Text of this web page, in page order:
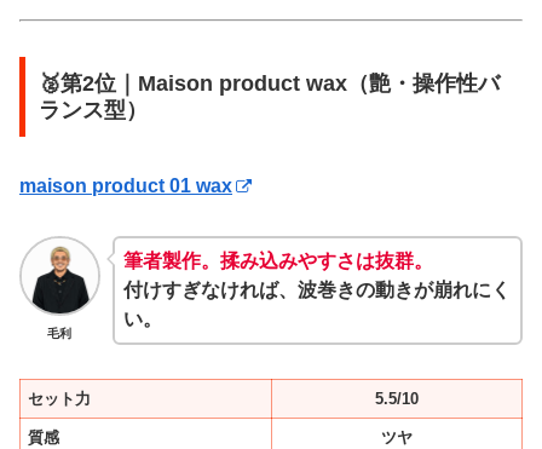
🥈第2位｜Maison product wax（艶・操作性バ
ランス型）
maison product 01 wax
毛利
筆者製作。揉み込みやすさは抜群。
付けすぎなければ、波巻きの動きが崩れにく
い。
セット力 5.5/10
質感 ツヤ